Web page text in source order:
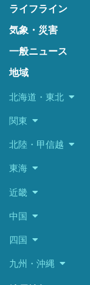
ライフライン
気象・災害
一般ニュース
地域
北海道・東北
関東
北陸・甲信越
東海
近畿
中国
四国
九州・沖縄